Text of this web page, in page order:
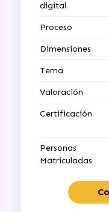
digital
Proceso
Dimensiones
Tema
Valoración
Certificación
Personas
Matriculadas